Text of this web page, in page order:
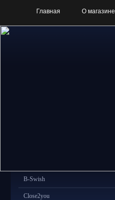
Главная О магазине
B-Swish
Close2you